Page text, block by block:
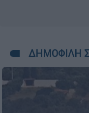
ΔΗΜΟΦΙΛΗ